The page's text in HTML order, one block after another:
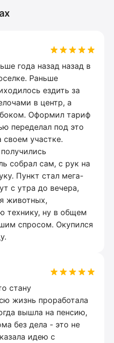
года назад назад в
Раньше
ездить за
в центр, а
Оформил тариф
переделал под это
участке.
собрал сам, с рук на
Пункт стал мега-
с утра до вечера,
животных,
технику, ну в общем
спросом. Окупился
стану
жизнь проработала
вышла на пенсию,
без дела - это не
идею с